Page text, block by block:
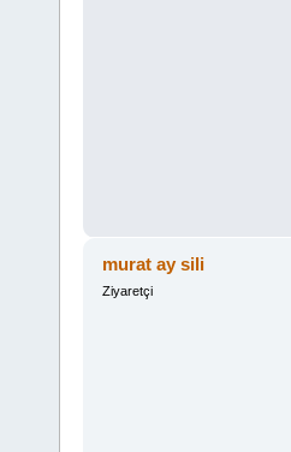
murat ay sili
Ziyaretçi